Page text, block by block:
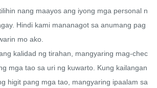
nang maayos ang iyong mga personal n
Hindi kami mananagot sa anumang pag
mo ako.
kalidad ng tirahan, mangyaring mag-chec
mga tao sa uri ng kuwarto. Kung kailangan
higit pang mga tao, mangyaring ipaalam sa